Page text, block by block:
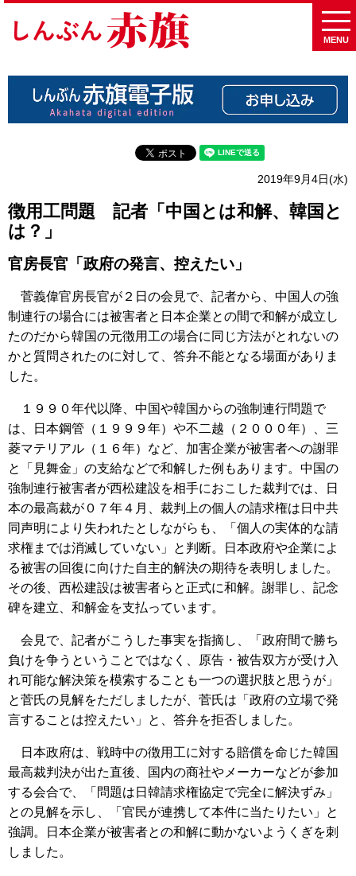
MENU
2019年9月4日(水)
徴用工問題 記者「中国とは和解、韓国と
は？」
官房長官「政府の発言、控えたい」
菅義偉官房長官が２日の会見で、記者から、中国人の強
制連行の場合には被害者と日本企業との間で和解が成立し
たのだから韓国の元徴用工の場合に同じ方法がとれないの
かと質問されたのに対して、答弁不能となる場面がありま
した。
１９９０年代以降、中国や韓国からの強制連行問題で
は、日本鋼管（１９９９年）や不二越（２０００年）、三
菱マテリアル（１６年）など、加害企業が被害者への謝罪
と「見舞金」の支給などで和解した例もあります。中国の
強制連行被害者が西松建設を相手におこした裁判では、日
本の最高裁が０７年４月、裁判上の個人の請求権は日中共
同声明により失われたとしながらも、「個人の実体的な請
求権までは消滅していない」と判断。日本政府や企業によ
る被害の回復に向けた自主的解決の期待を表明しました。
その後、西松建設は被害者らと正式に和解。謝罪し、記念
碑を建立、和解金を支払っています。
会見で、記者がこうした事実を指摘し、「政府間で勝ち
負けを争うということではなく、原告・被告双方が受け入
れ可能な解決策を模索することも一つの選択肢と思うが」
と菅氏の見解をただしましたが、菅氏は「政府の立場で発
言することは控えたい」と、答弁を拒否しました。
日本政府は、戦時中の徴用工に対する賠償を命じた韓国
最高裁判決が出た直後、国内の商社やメーカーなどが参加
する会合で、「問題は日韓請求権協定で完全に解決ずみ」
との見解を示し、「官民が連携して本件に当たりたい」と
強調。日本企業が被害者との和解に動かないようくぎを刺
しました。